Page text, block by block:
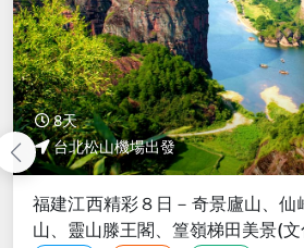
8天
台北松山機場出發
福建江西精彩８日－奇景廬山、仙
山、靈山滕王閣、篁嶺梯田美景(